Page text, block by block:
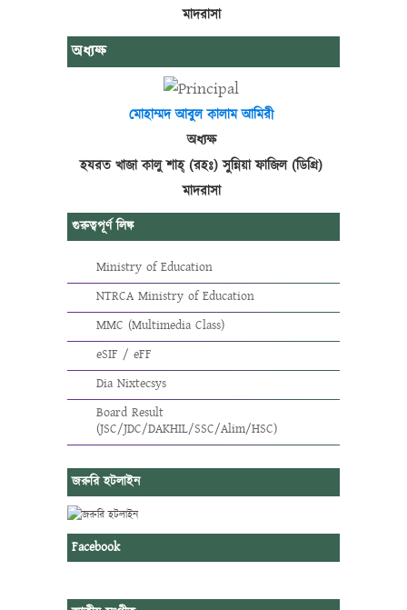
মাদরাসা
অধ্যক্ষ
মোহাম্মদ আবুল কালাম আমিরী
অধ্যক্ষ
হযরত খাজা কালু শাহ্ (রহঃ) সুন্নিয়া ফাজিল (ডিগ্রি)
মাদরাসা
গুরুত্বপূর্ণ লিঙ্ক
Ministry of Education
NTRCA Ministry of Education
MMC (Multimedia Class)
eSIF / eFF
Dia Nixtecsys
Board Result
(JSC/JDC/DAKHIL/SSC/Alim/HSC)
জরুরি হটলাইন
Facebook